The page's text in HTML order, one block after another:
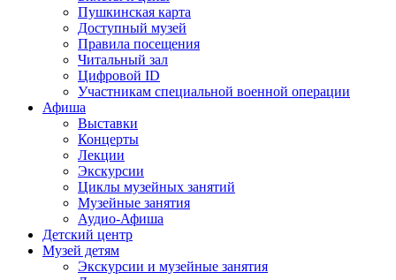
Пушкинская карта
Доступный музей
Правила посещения
Читальный зал
Цифровой ID
Участникам специальной военной операции
Афиша
Выставки
Концерты
Лекции
Экскурсии
Циклы музейных занятий
Музейные занятия
Аудио-Афиша
Детский центр
Музей детям
Экскурсии и музейные занятия